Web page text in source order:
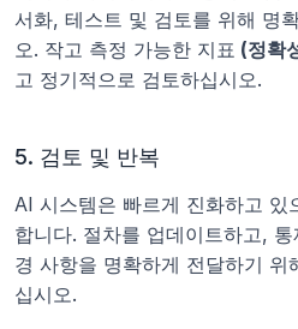
서화, 테스트 및 검토를 위해 명
오. 작고 측정 가능한 지표 (정확
고 정기적으로 검토하십시오.
5. 검토 및 반복
AI 시스템은 빠르게 진화하고
합니다. 절차를 업데이트하고,
경 사항을 명확하게 전달하기
십시오.